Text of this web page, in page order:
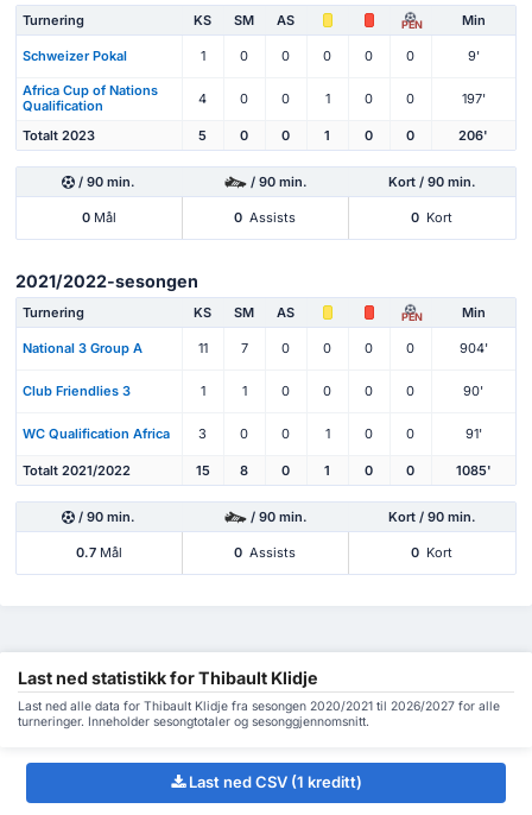
Turnering KS SM AS PEN Min
Schweizer Pokal 1 0 0 0 0 0 9'
Africa Cup of Nations
Qualification
4 0 0 1 0 0 197'
Totalt 2023 5 0 0 1 0 0 206'
/ 90 min. / 90 min. Kort / 90 min.
0Mål 0 Assists 0 Kort
2021/2022-sesongen
Turnering KS SM AS PEN Min
National 3 Group A 11 7 0 0 0 0 904'
Club Friendlies 3 1 1 0 0 0 0 90'
WC Qualification Africa 3 0 0 1 0 0 91'
Totalt 2021/2022 15 8 0 1 0 0 1085'
/ 90 min. / 90 min. Kort / 90 min.
0.7Mål 0 Assists 0 Kort
Last ned statistikk for Thibault Klidje
Last ned alle data for Thibault Klidje fra sesongen 2020/2021 til 2026/2027 for alle
turneringer. Inneholder sesongtotaler og sesonggjennomsnitt.
Last ned CSV (1 kreditt)